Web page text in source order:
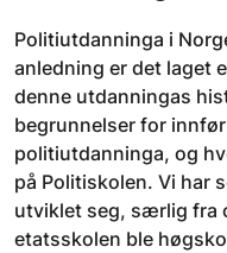
Politiutdanninga i
anledning er det laget
denne utdanningas
begrunnelser for
politiutdanninga, og
på Politiskolen. Vi har
utviklet seg, særlig fra
etatsskolen ble